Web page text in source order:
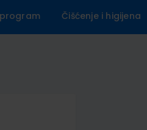
Čišćenje i higijena